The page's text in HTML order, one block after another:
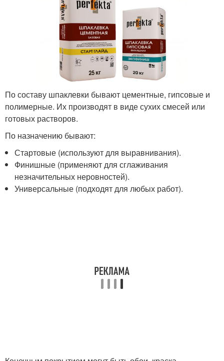
По составу шпаклевки бывают цементные, гипсовые и
полимерные. Их производят в виде сухих смесей или
готовых растворов.
По назначению бывают:
Стартовые (используют для выравнивания).
Финишные (применяют для сглаживания
незначительных неровностей).
Универсальные (подходят для любых работ).